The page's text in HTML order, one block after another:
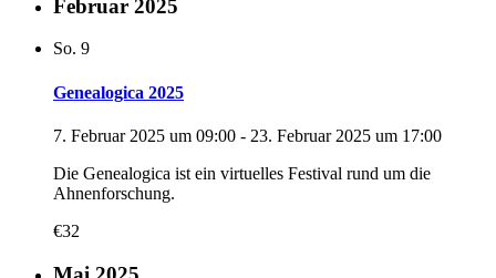
Februar 2025
So. 9
Genealogica 2025
7. Februar 2025 um 09:00 - 23. Februar 2025 um 17:00
Die Genealogica ist ein virtuelles Festival rund um die
Ahnenforschung.
€32